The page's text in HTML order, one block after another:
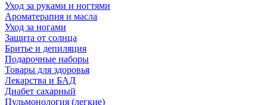
Уход за руками и ногтями
Ароматерапия и масла
Уход за ногами
Защита от солнца
Бритье и депиляция
Подарочные наборы
Товары для здоровья
Лекарства и БАД
Диабет сахарный
Пульмонология (легкие)